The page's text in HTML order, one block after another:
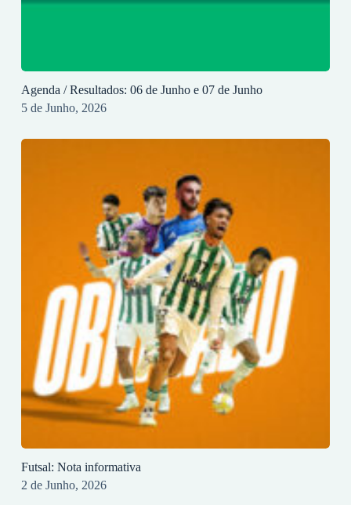
Agenda / Resultados: 06 de Junho e 07 de Junho
5 de Junho, 2026
Futsal: Nota informativa
2 de Junho, 2026